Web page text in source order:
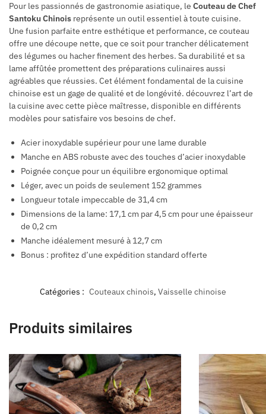
Pour les passionnés de gastronomie asiatique, le Couteau de Chef
Santoku Chinois représente un outil essentiel à toute cuisine.
Une fusion parfaite entre esthétique et performance, ce couteau
offre une découpe nette, que ce soit pour trancher délicatement
des légumes ou hacher finement des herbes. Sa durabilité et sa
lame affûtée promettent des préparations culinaires aussi
agréables que réussies. Cet élément fondamental de la cuisine
chinoise est un gage de qualité et de longévité. découvrez l’art de
la cuisine avec cette pièce maîtresse, disponible en différents
modèles pour satisfaire vos besoins de chef.
Acier inoxydable supérieur pour une lame durable
Manche en ABS robuste avec des touches d’acier inoxydable
Poignée conçue pour un équilibre ergonomique optimal
Léger, avec un poids de seulement 152 grammes
Longueur totale impeccable de 31,4 cm
Dimensions de la lame: 17,1 cm par 4,5 cm pour une épaisseur
de 0,2 cm
Manche idéalement mesuré à 12,7 cm
Bonus : profitez d’une expédition standard offerte
Catégories : Couteaux chinois, Vaisselle chinoise
Produits similaires